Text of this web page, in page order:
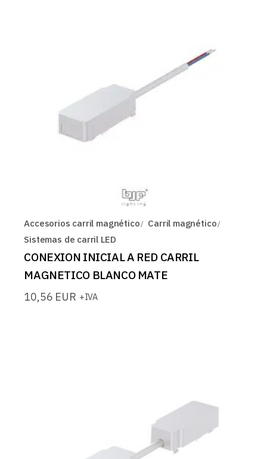
Accesorios carril magnético
Carril magnético
Sistemas de carril LED
CONEXION INICIAL A RED CARRIL
MAGNETICO BLANCO MATE
10,56 EUR +IVA